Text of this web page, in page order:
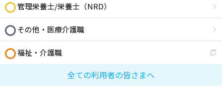
管理栄養士/栄養士（NRD）
その他・医療介護職
福祉・介護職
全ての利用者の皆さまへ